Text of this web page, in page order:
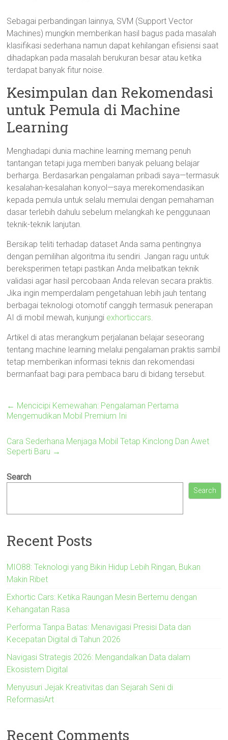
Sebagai perbandingan lainnya, SVM (Support Vector
Machines) mungkin memberikan hasil bagus pada masalah
klasifikasi sederhana namun dapat kehilangan efisiensi saat
dihadapkan pada masalah berukuran besar atau ketika
terdapat banyak fitur noise.
Kesimpulan dan Rekomendasi
untuk Pemula di Machine
Learning
Menghadapi dunia machine learning memang penuh
tantangan tetapi juga memberi banyak peluang belajar
berharga. Berdasarkan pengalaman pribadi saya—termasuk
kesalahan-kesalahan konyol—saya merekomendasikan
kepada pemula untuk selalu memulai dengan pemahaman
dasar terlebih dahulu sebelum melangkah ke penggunaan
teknik-teknik lanjutan.
Bersikap teliti terhadap dataset Anda sama pentingnya
dengan pemilihan algoritma itu sendiri. Jangan ragu untuk
bereksperimen tetapi pastikan Anda melibatkan teknik
validasi agar hasil percobaan Anda relevan secara praktis.
Jika ingin memperdalam pengetahuan lebih jauh tentang
berbagai teknologi otomotif canggih termasuk penerapan
AI di mobil mewah, kunjungi exhorticcars.
Artikel di atas merangkum perjalanan belajar seseorang
tentang machine learning melalui pengalaman praktis sambil
tetap memberikan informasi teknis dan rekomendasi
bermanfaat bagi para pembaca baru di bidang tersebut.
← Mencicipi Kemewahan: Pengalaman Pertama
Mengemudikan Mobil Premium Ini
Cara Sederhana Menjaga Mobil Tetap Kinclong Dan Awet
Seperti Baru →
Search
Search
Recent Posts
MIO88: Teknologi yang Bikin Hidup Lebih Ringan, Bukan
Makin Ribet
Exhortic Cars: Ketika Raungan Mesin Bertemu dengan
Kehangatan Rasa
Performa Tanpa Batas: Menavigasi Presisi Data dan
Kecepatan Digital di Tahun 2026
Navigasi Strategis 2026: Mengandalkan Data dalam
Ekosistem Digital
Menyusuri Jejak Kreativitas dan Sejarah Seni di
ReformasiArt
Recent Comments